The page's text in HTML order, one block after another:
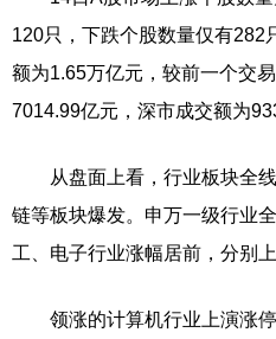
120只，下跌个股数量仅有282
额为1.65万亿元，较前一个交
7014.99亿元，深市成交额为
从盘面上看，行业板块全线
链等板块爆发。申万一级行业
工、电子行业涨幅居前，分别
领涨的计算机行业上演涨停